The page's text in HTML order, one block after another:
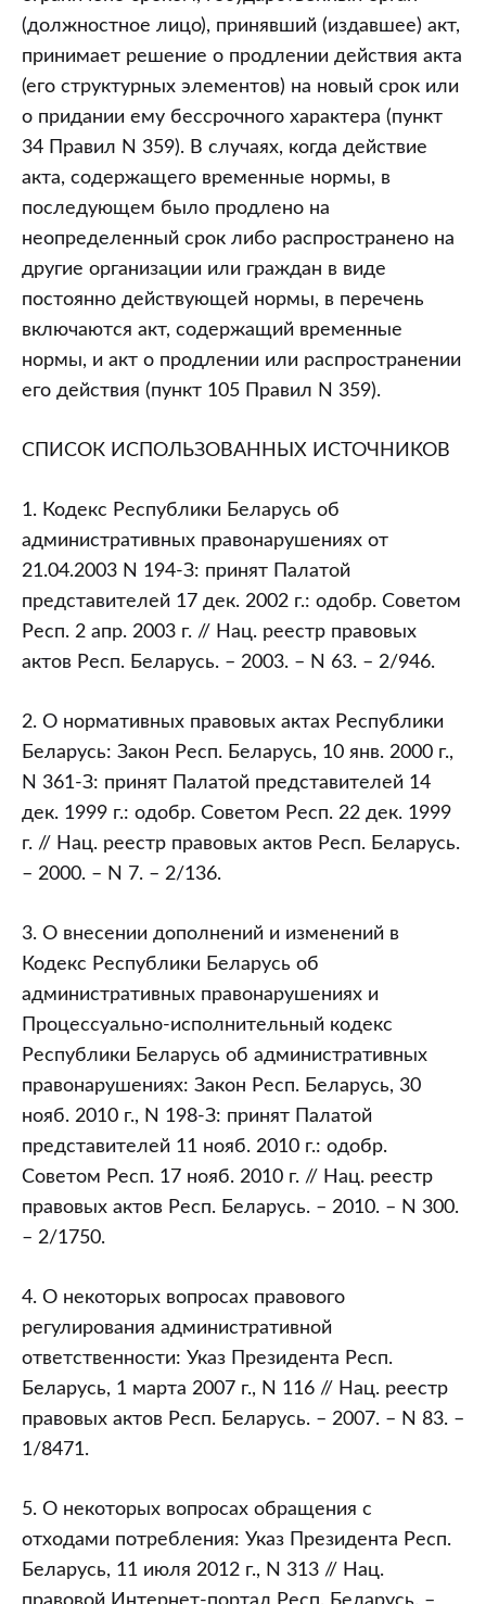
(должностное лицо), принявший (издавшее) акт,
принимает решение о продлении действия акта
(его структурных элементов) на новый срок или
о придании ему бессрочного характера (пункт
34 Правил N 359). В случаях, когда действие
акта, содержащего временные нормы, в
последующем было продлено на
неопределенный срок либо распространено на
другие организации или граждан в виде
постоянно действующей нормы, в перечень
включаются акт, содержащий временные
нормы, и акт о продлении или распространении
его действия (пункт 105 Правил N 359).
СПИСОК ИСПОЛЬЗОВАННЫХ ИСТОЧНИКОВ
1. Кодекс Республики Беларусь об
административных правонарушениях от
21.04.2003 N 194-З: принят Палатой
представителей 17 дек. 2002 г.: одобр. Советом
Респ. 2 апр. 2003 г. // Нац. реестр правовых
актов Респ. Беларусь. – 2003. – N 63. – 2/946.
2. О нормативных правовых актах Республики
Беларусь: Закон Респ. Беларусь, 10 янв. 2000 г.,
N 361-З: принят Палатой представителей 14
дек. 1999 г.: одобр. Советом Респ. 22 дек. 1999
г. // Нац. реестр правовых актов Респ. Беларусь.
– 2000. – N 7. – 2/136.
3. О внесении дополнений и изменений в
Кодекс Республики Беларусь об
административных правонарушениях и
Процессуально-исполнительный кодекс
Республики Беларусь об административных
правонарушениях: Закон Респ. Беларусь, 30
нояб. 2010 г., N 198-З: принят Палатой
представителей 11 нояб. 2010 г.: одобр.
Советом Респ. 17 нояб. 2010 г. // Нац. реестр
правовых актов Респ. Беларусь. – 2010. – N 300.
– 2/1750.
4. О некоторых вопросах правового
регулирования административной
ответственности: Указ Президента Респ.
Беларусь, 1 марта 2007 г., N 116 // Нац. реестр
правовых актов Респ. Беларусь. – 2007. – N 83. –
1/8471.
5. О некоторых вопросах обращения с
отходами потребления: Указ Президента Респ.
Беларусь, 11 июля 2012 г., N 313 // Нац.